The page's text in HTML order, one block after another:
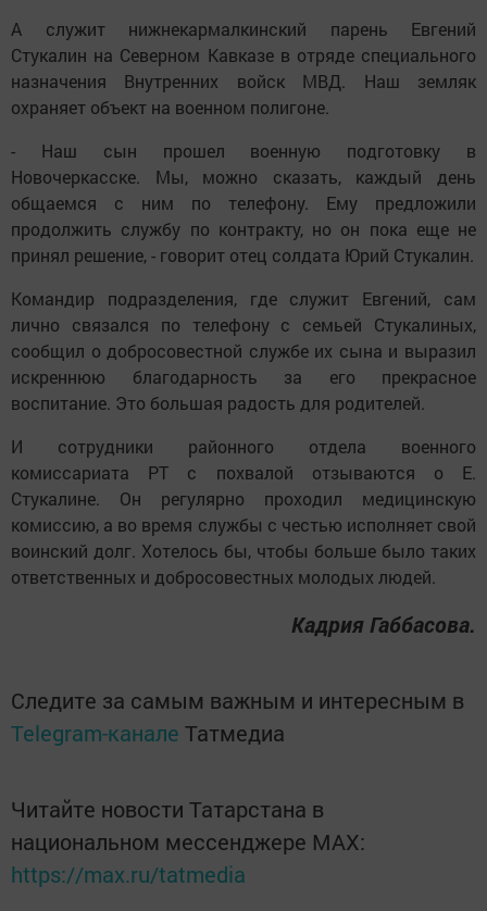
А служит нижнекармалкинский парень Евгений
Стукалин на Северном Кавказе в отряде специального
назначения Внутренних войск МВД. Наш земляк
охраняет объект на военном полигоне.
- Наш сын прошел военную подготовку в
Новочеркасске. Мы, можно сказать, каждый день
общаемся с ним по телефону. Ему предложили
продолжить службу по контракту, но он пока еще не
принял решение, - говорит отец солдата Юрий Стукалин.
Командир подразделения, где служит Евгений, сам
лично связался по телефону с семьей Стукалиных,
сообщил о добросовестной службе их сына и выразил
искреннюю благодарность за его прекрасное
воспитание. Это большая радость для родителей.
И сотрудники районного отдела военного
комиссариата РТ с похвалой отзываются о Е.
Стукалине. Он регулярно проходил медицинскую
комиссию, а во время службы с честью исполняет свой
воинский долг. Хотелось бы, чтобы больше было таких
ответственных и добросовестных молодых людей.
Кадрия Габбасова.
Следите за самым важным и интересным в
Telegram-канале Татмедиа
Читайте новости Татарстана в
национальном мессенджере MАХ:
https://max.ru/tatmedia